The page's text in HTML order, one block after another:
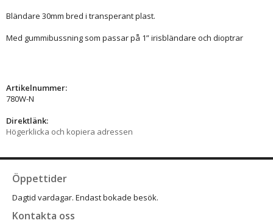
Bländare 30mm bred i transperant plast.
Med gummibussning som passar på 1” irisbländare och dioptrar
Artikelnummer:
780W-N
Direktlänk:
Högerklicka och kopiera adressen
Öppettider
Dagtid vardagar. Endast bokade besök.
Kontakta oss